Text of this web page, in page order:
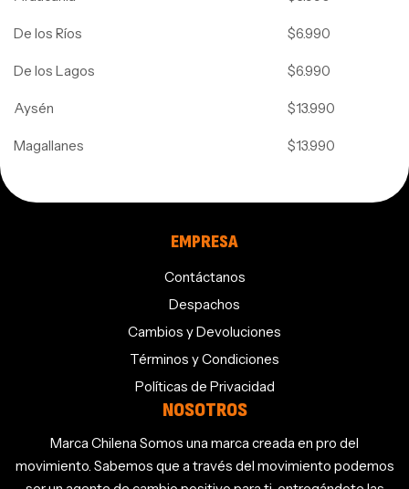
De los Ríos $6.990
De los Lagos $6.990
Aysén $13.990
Magallanes $13.990
EMPRESA
Contáctanos
Despachos
Cambios y Devoluciones
Términos y Condiciones
Políticas de Privacidad
NOSOTROS
Marca Chilena Somos una marca creada en pro del
movimiento. Sabemos que a través del movimiento podemos